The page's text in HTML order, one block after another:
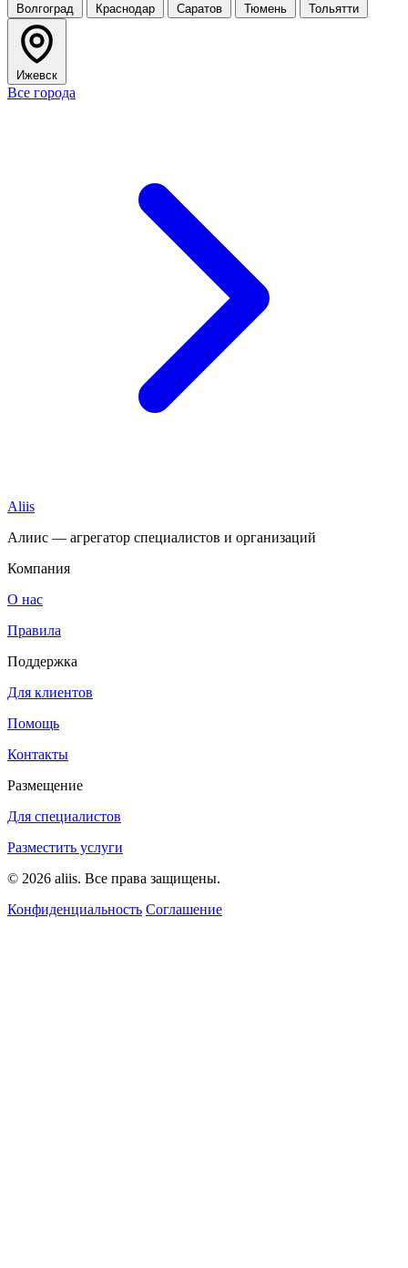
Волгоград Краснодар Саратов Тюмень Тольятти
Ижевск
Все города
Aliis
Алиис — агрегатор специалистов и организаций
Компания
О нас
Правила
Поддержка
Для клиентов
Помощь
Контакты
Размещение
Для специалистов
Разместить услуги
© 2026 aliis. Все права защищены.
Конфиденциальность Соглашение